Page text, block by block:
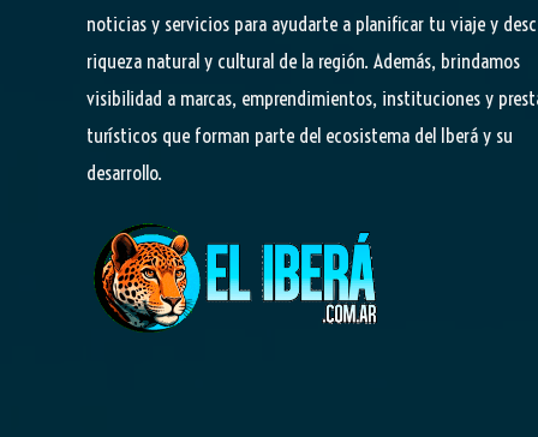
noticias y servicios para ayudarte a planificar tu viaje y
riqueza natural y cultural de la región. Además, brindamos
visibilidad a marcas, emprendimientos, instituciones y
turísticos que forman parte del ecosistema del Iberá y su
desarrollo.